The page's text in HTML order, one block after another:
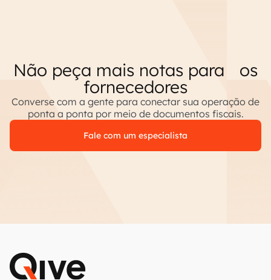
Não peça mais notas para os
fornecedores
Converse com a gente para conectar sua operação de
ponta a ponta por meio de documentos fiscais.
Fale com um especialista